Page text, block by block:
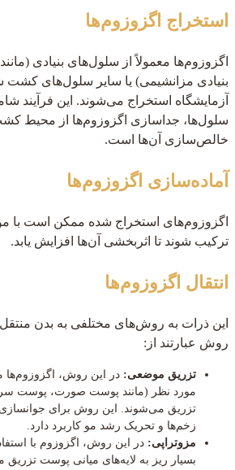
استخراج اگزوزوم‌ها
اگزوزوم‌ها معمولاً از سلول‌های بنیادی
بنیادی مزانشیمی) یا سایر سلول‌های کشت
آزمایشگاه استخراج می‌شوند. این فرآیند
سلول‌ها، جداسازی اگزوزوم‌ها از محیط
خالص‌سازی آن‌ها است.
آماده‌سازی اگزوزوم‌ها
اگزوزوم‌های استخراج شده ممکن است با
ترکیب شوند تا اثربخشی آن‌ها افزایش یابد.
انتقال اگزوزوم‌ها
این ذرات به روش‌های مختلفی به بدن
روش عبارتند از:
تزریق موضعی: در این روش، اگزوزوم‌ها
مورد نظر (مانند پوست صورت، پوست
تزریق می‌شوند. این روش برای
زخم‌ها و تحریک رشد مو کاربرد دارد.
مزوتراپی: در این روش، اگزوزوم با
بسیار ریز به لایه‌های میانی پوست